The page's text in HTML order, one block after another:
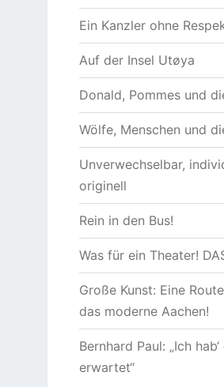
Ein Kanzler ohne
Auf der Insel Utøya
Donald, Pommes und
Wölfe, Menschen und
Unverwechselbar,
originell
Rein in den Bus!
Was für ein Theater!
Große Kunst: Eine
das moderne Aachen!
Bernhard Paul: „Ich
erwartet“